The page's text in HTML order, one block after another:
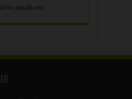
pasākumi.